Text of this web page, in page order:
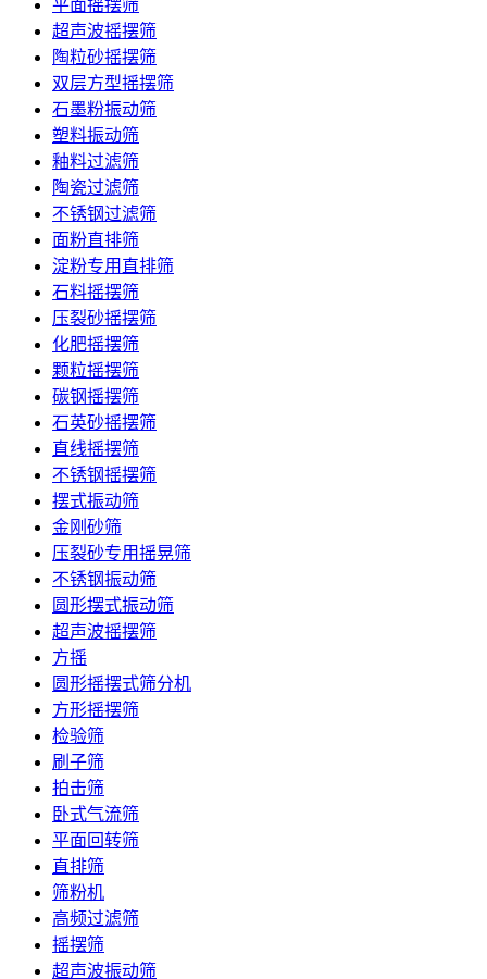
平面摇摆筛
超声波摇摆筛
陶粒砂摇摆筛
双层方型摇摆筛
石墨粉振动筛
塑料振动筛
釉料过滤筛
陶瓷过滤筛
不锈钢过滤筛
面粉直排筛
淀粉专用直排筛
石料摇摆筛
压裂砂摇摆筛
化肥摇摆筛
颗粒摇摆筛
碳钢摇摆筛
石英砂摇摆筛
直线摇摆筛
不锈钢摇摆筛
摆式振动筛
金刚砂筛
压裂砂专用摇晃筛
不锈钢振动筛
圆形摆式振动筛
超声波摇摆筛
方摇
圆形摇摆式筛分机
方形摇摆筛
检验筛
刷子筛
拍击筛
卧式气流筛
平面回转筛
直排筛
筛粉机
高频过滤筛
摇摆筛
超声波振动筛